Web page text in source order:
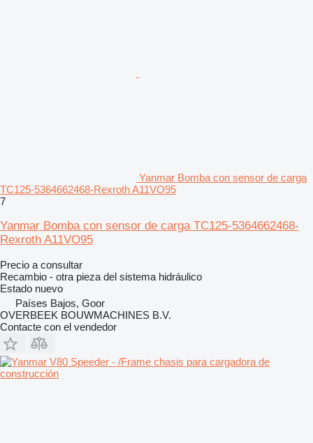
Yanmar Bomba con sensor de carga
TC125-5364662468-Rexroth A11VO95
7
Yanmar Bomba con sensor de carga TC125-5364662468-
Rexroth A11VO95
Precio a consultar
Recambio - otra pieza del sistema hidráulico
Estado nuevo
Países Bajos, Goor
OVERBEEK BOUWMACHINES B.V.
Contacte con el vendedor